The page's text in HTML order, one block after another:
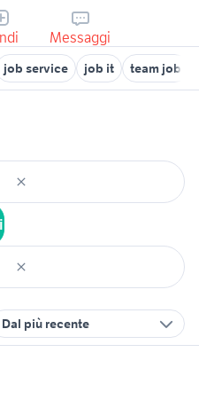
Messaggi
job service job it team job
Dal più recente